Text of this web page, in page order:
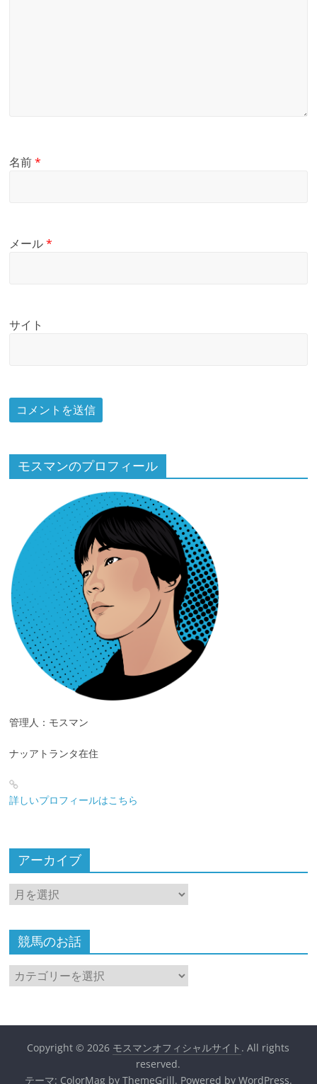
名前*
メール*
サイト
モスマンのプロフィール
管理人：モスマン
ナッアトランタ在住
詳しいプロフィールはこちら
アーカイブ
ア
ー
イ
ブ
競馬のお話
競
馬
Copyright © 2026 モスマンオフィシャルサイト . All rights
reserved.
テーマ: ColorMagby ThemeGrill. Powered by WordPress.